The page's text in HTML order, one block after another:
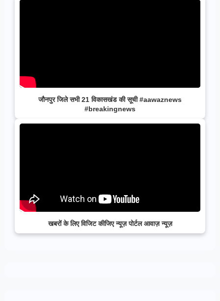
जौनपुर जिले सभी 21 विकासखंड की सूची #aawaznews
#breakingnews
खबरों के लिए विजिट कीजिए न्यूज़ पोर्टल आवाज़ न्यूज़